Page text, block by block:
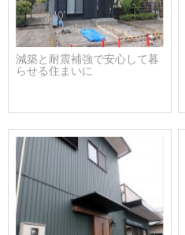
減築と耐震補強で安心して暮
らせる住まいに